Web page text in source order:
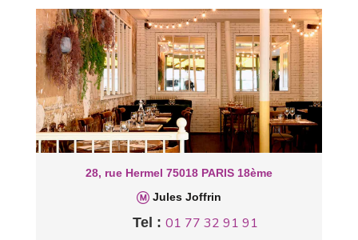
28, rue Hermel 75018 PARIS 18ème
Jules Joffrin
Tel : 01 77 32 91 91